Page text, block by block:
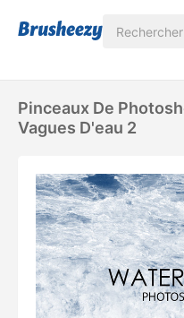
Pinceaux De
Vagues D'eau 2